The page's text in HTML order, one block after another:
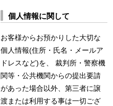
個人情報に関して
お客様からお預かりした大切な
個人情報(住所・氏名・メールア
ドレスなど)を、 裁判所・警察機
関等・公共機関からの提出要請
があった場合以外、第三者に譲
渡または利用する事は一切ござ